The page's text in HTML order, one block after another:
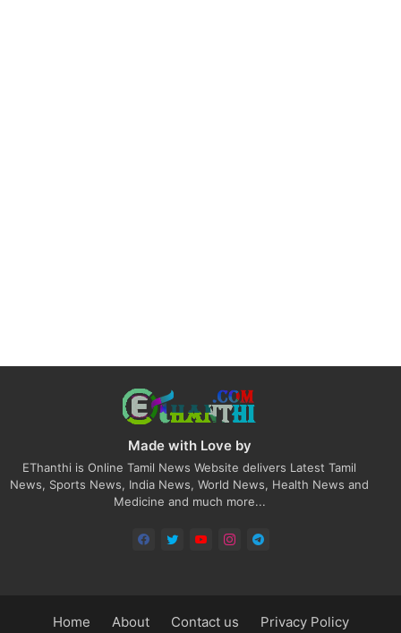
Made with Love by
EThanthi is Online Tamil News Website delivers Latest Tamil
News, Sports News, India News, World News, Health News and
Medicine and much more...
Home About Contact us Privacy Policy